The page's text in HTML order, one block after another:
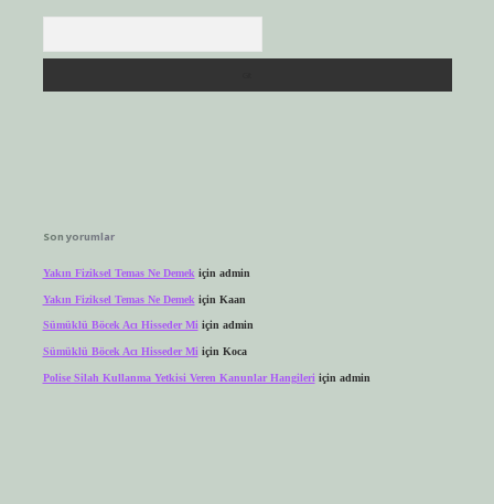
Son yorumlar
Yakın Fiziksel Temas Ne Demek için admin
Yakın Fiziksel Temas Ne Demek için Kaan
Sümüklü Böcek Acı Hisseder Miiçin admin
Sümüklü Böcek Acı Hisseder Mi için Koca
Polise Silah Kullanma Yetkisi Veren Kanunlar Hangileri için admin